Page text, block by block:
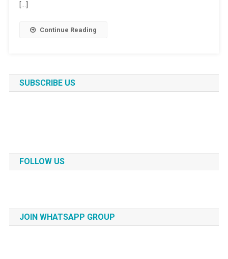
[…]
Continue Reading
SUBSCRIBE US
FOLLOW US
JOIN WHATSAPP GROUP